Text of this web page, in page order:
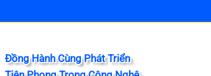
Đồng Hành Cùng Phát Triển